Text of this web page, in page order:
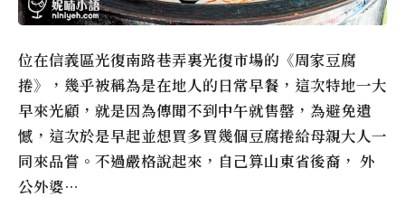
位在信義區光復南路巷弄裏光復市場的《周家豆腐
捲》，幾乎被稱為是在地人的日常早餐，這次特地一大
早來光顧，就是因為傳聞不到中午就售罄，為避免遺
憾，這次於是早起並想買多買幾個豆腐捲給母親大人一
同來品嘗。不過嚴格說起來，自己算山東省後裔， 外
公外婆…